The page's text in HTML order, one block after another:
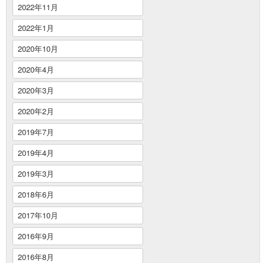
2022年11月
2022年1月
2020年10月
2020年4月
2020年3月
2020年2月
2019年7月
2019年4月
2019年3月
2018年6月
2017年10月
2016年9月
2016年8月